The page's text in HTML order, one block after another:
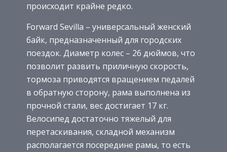
происходит крайне редко.
Forward Sevilla – универсальный женский
байк, предназначенный для городских
поездок. Диаметр колес – 26 дюймов, что
позволит развить приличную скорость,
тормоза приводятся вращением педалей
в обратную сторону, рама выполнена из
прочной стали, вес достигает 17 кг.
Велосипед достаточно тяжелый для
перетаскивания, складной механизм
располагается посередине рамы, то есть